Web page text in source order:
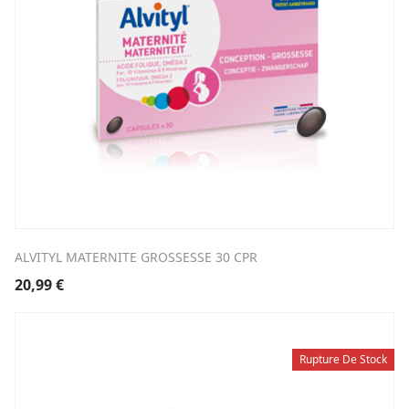
ALVITYL MATERNITE GROSSESSE 30 CPR
20,99€
Rupture De Stock